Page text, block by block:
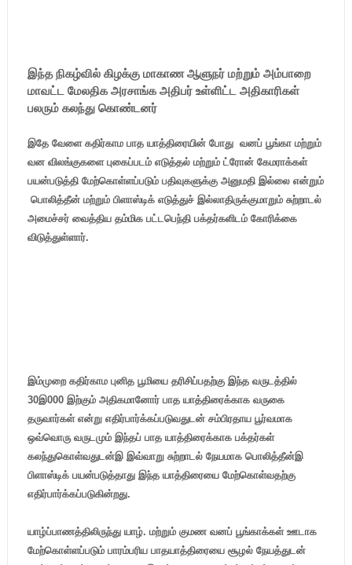
இந்த நிகழ்வில் கிழக்கு மாகாண ஆளுநர் மற்றும் அம்பாறை
மாவட்ட மேலதிக அரசாங்க அதிபர் உள்ளிட்ட அதிகாரிகள்
பலரும் கலந்து கொண்டனர்
இதே வேளை கதிர்காம பாத யாத்திரையின் போது வனப் பூங்கா மற்றும்
வன விலங்குகளை புகைப்படம் எடுத்தல் மற்றும் ட்ரோன் கேமராக்கள்
பயன்படுத்தி மேற்கொள்ளப்படும் பதிவுகளுக்கு அனுமதி இல்லை என்றும்
பொலித்தீன் மற்றும் பிளாஸ்டிக் எடுத்துச் இல்லாதிருக்குமாறும் சுற்றாடல்
அமைச்சர் வைத்திய தம்மிக பட்டபெந்தி பக்தர்களிடம் கோரிக்கை
விடுத்துள்ளார்.
இம்முறை கதிர்காம புனித பூமியை தரிசிப்பதற்கு இந்த வருடத்தில்
30இ000 இற்கும் அதிகமானோர் பாத யாத்திரைக்காக வருகை
தருவார்கள் என்று எதிர்பார்க்கப்படுவதுடன் சம்பிரதாய பூர்வமாக
ஒவ்வொரு வருடமும் இந்தப் பாத யாத்திரைக்காக பக்தர்கள்
கலந்துகொள்வதுடன்இ இவ்வாறு சுற்றாடல் நேயமாக பொலித்தீன்இ
பிளாஸ்டிக் பயன்படுத்தாது இந்த யாத்திரையை மேற்கொள்வதற்கு
எதிர்பார்க்கப்படுகின்றது.
யாழ்ப்பாணத்திலிருந்து யாழ். மற்றும் குமண வனப் பூங்காக்கள் ஊடாக
மேற்கொள்ளப்படும் பாரம்பரிய பாதயாத்திரையை சூழல் நேயத்துடன்